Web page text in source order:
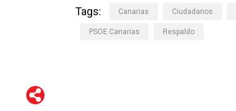
Tags: Canarias Ciudadanos
PSOE Canarias Respaldo